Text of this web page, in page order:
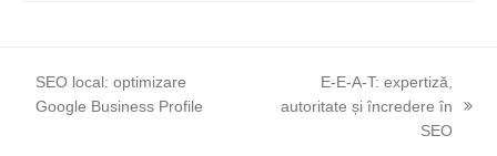
previous
SEO local: optimizare
Google Business Profile
E-E-A-T: expertiză,
autoritate și încredere în
SEO